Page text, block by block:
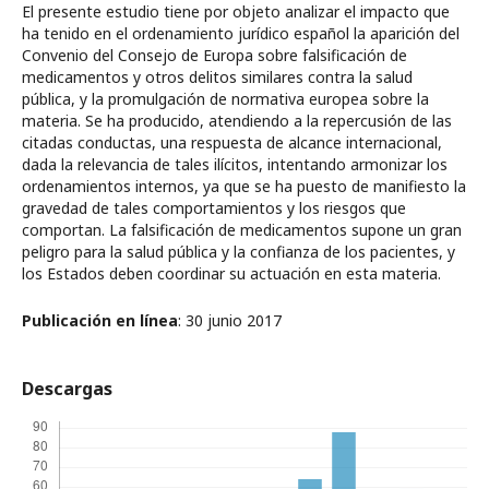
El presente estudio tiene por objeto analizar el impacto que
ha tenido en el ordenamiento jurídico español la aparición del
Convenio del Consejo de Europa sobre falsificación de
medicamentos y otros delitos similares contra la salud
pública, y la promulgación de normativa europea sobre la
materia. Se ha producido, atendiendo a la repercusión de las
citadas conductas, una respuesta de alcance internacional,
dada la relevancia de tales ilícitos, intentando armonizar los
ordenamientos internos, ya que se ha puesto de manifiesto la
gravedad de tales comportamientos y los riesgos que
comportan. La falsificación de medicamentos supone un gran
peligro para la salud pública y la confianza de los pacientes, y
los Estados deben coordinar su actuación en esta materia.
Publicación en línea: 30 junio 2017
Descargas